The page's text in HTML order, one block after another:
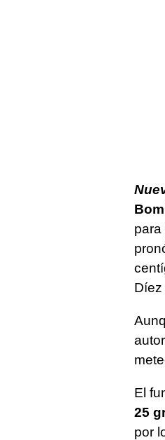
para
Díez
El
25
por